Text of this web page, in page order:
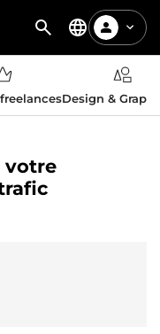
Design &
votre